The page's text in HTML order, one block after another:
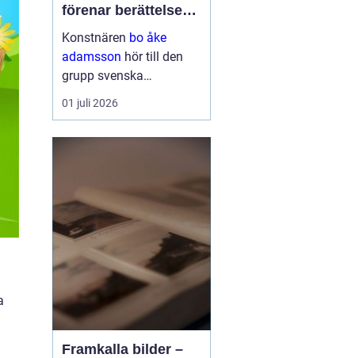
förenar berättelse
och bild
Konstnären bo åke
adamsson hör till den
grupp svenska
bildskapare som tyst
men konsekvent har
seriösa gallerier och
webbutiker, och det är
ingen slump. Ad...
01 juli 2026
Framkalla bilder –